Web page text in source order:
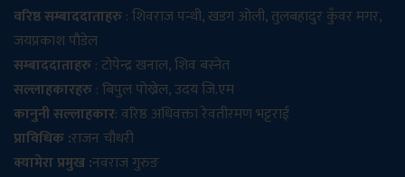
वरिष्ठ सम्बाददाताहरु: शिवराज पन्थी, खडग ओली, तुलबहादुर कुँवर मगर,
जयप्रकाश पौडेल
सम्बाददाताहरु: टोपेन्द्र खनाल, शिव बस्नेत
सल्लाहकारहरु: बिपुल पोख्रेल, उदय जि.एम
कानुनी सल्लाहकार: वरिष्ठ अधिवक्ता रेवतीरमण भट्टराई
प्राविधिक :राजन चौधरी
क्यामेरा प्रमुख :नवराज गुरुङ